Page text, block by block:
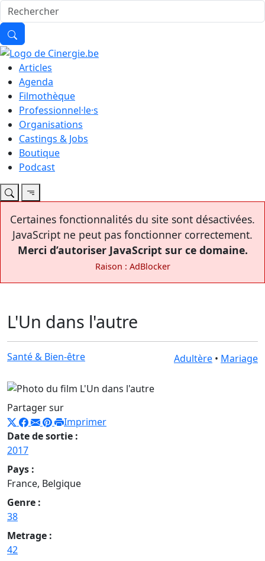
Articles
Agenda
Filmothèque
Professionnel·le·s
Organisations
Castings & Jobs
Boutique
Podcast
Certaines fonctionnalités du site sont désactivées.
JavaScript ne peut pas fonctionner correctement.
Merci d’autoriser JavaScript sur ce domaine.
Raison : AdBlocker
L'Un dans l'autre
Santé & Bien-être Adultère • Mariage
Partager sur
Imprimer
Date de sortie :
2017
Pays :
France, Belgique
Genre :
38
Metrage :
42